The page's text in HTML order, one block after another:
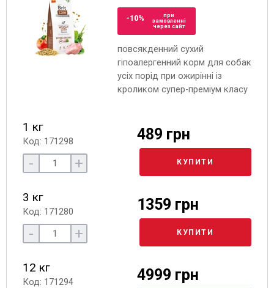
-10%
при
замовленні
через сайт
повсякденний сухий
гіпоалергенний корм для собак
усіх порід при ожирінні із
кроликом супер-преміум класу
1 кг
Код: 171298 489 грн
- + КУПИТИ
3 кг
Код: 171280 1359 грн
- + КУПИТИ
12 кг
Код: 171294 4999 грн